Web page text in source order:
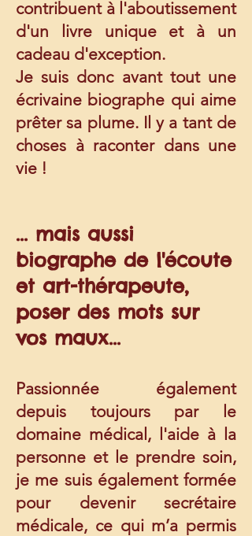
contribuent à l'aboutissement
d'un livre unique et à un
cadeau d'exception.
Je suis donc avant tout une
écrivaine biographe qui aime
prêter sa plume. Il y a tant de
choses à raconter dans une
vie !
... mais aussi
biographe de l'écoute
et art-thérapeute,
poser des mots sur
vos maux...
Passionnée également
depuis toujours par le
domaine médical, l'aide à la
personne et le prendre soin,
je me suis également formée
pour devenir secrétaire
médicale, ce qui m’a permis